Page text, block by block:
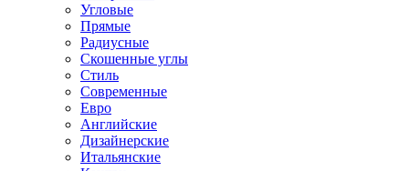
Угловые
Прямые
Радиусные
Скошенные углы
Стиль
Современные
Евро
Английские
Дизайнерские
Итальянские